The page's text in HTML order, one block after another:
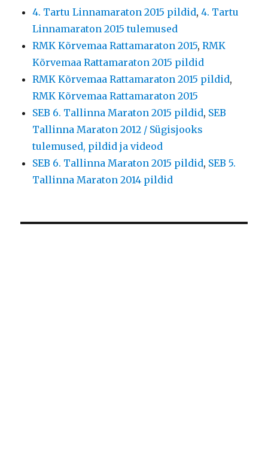
4. Tartu Linnamaraton 2015 pildid,4. Tartu
Linnamaraton 2015 tulemused
RMK Kõrvemaa Rattamaraton 2015,RMK
Kõrvemaa Rattamaraton 2015 pildid
RMK Kõrvemaa Rattamaraton 2015 pildid,
RMK Kõrvemaa Rattamaraton 2015
SEB 6. Tallinna Maraton 2015 pildid, SEB
Tallinna Maraton 2012 / Sügisjooks
tulemused, pildid ja videod
SEB 6. Tallinna Maraton 2015 pildid, SEB 5.
Tallinna Maraton 2014 pildid